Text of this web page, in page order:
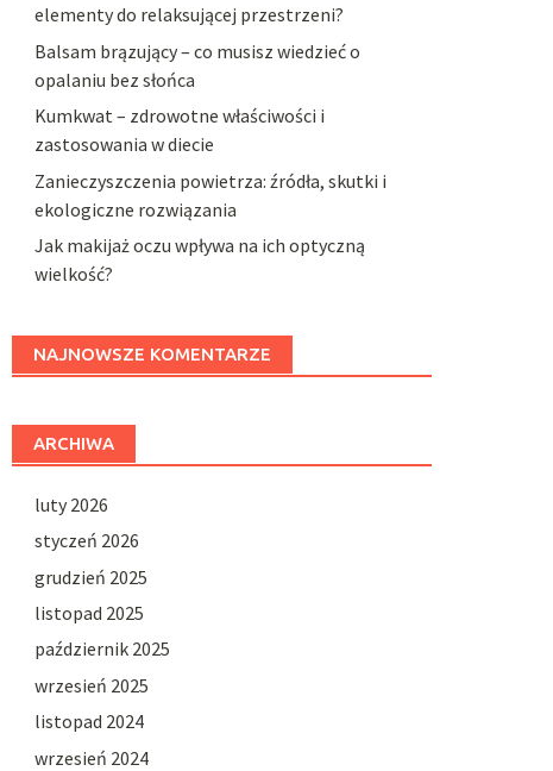
elementy do relaksującej przestrzeni?
Balsam brązujący – co musisz wiedzieć o
opalaniu bez słońca
Kumkwat – zdrowotne właściwości i
zastosowania w diecie
Zanieczyszczenia powietrza: źródła, skutki i
ekologiczne rozwiązania
Jak makijaż oczu wpływa na ich optyczną
wielkość?
NAJNOWSZE KOMENTARZE
ARCHIWA
luty 2026
styczeń 2026
grudzień 2025
listopad 2025
październik 2025
wrzesień 2025
listopad 2024
wrzesień 2024